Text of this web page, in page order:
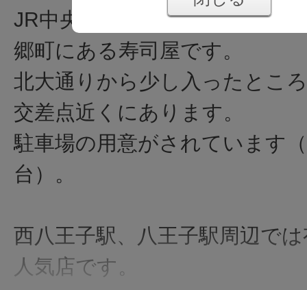
JR中央線 西八王子駅から徒歩
郷町にある寿司屋です。
北大通りから少し入ったとこ
交差点近くにあります。
駐車場の用意がされています
台）。
西八王子駅、八王子駅周辺で
人気店です。